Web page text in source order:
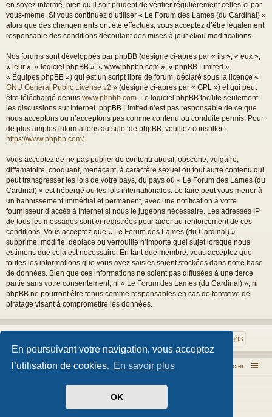
En poursuivant votre navigation, vous acceptez
l’utilisation de cookies. En savoir plus
OK
en soyez informé, bien qu’il soit prudent de vérifier régulièrement celles-ci par
vous-même. Si vous continuez d’utiliser « Le Forum des Lames (du Cardinal) »
alors que des changements ont été effectués, vous acceptez d’être légalement
responsable des conditions découlant des mises à jour et/ou modifications.
Nos forums sont développés par phpBB (désigné ci-après par « ils », « eux »,
« leur », « logiciel phpBB », « www.phpbb.com », « phpBB Limited »,
« Équipes phpBB ») qui est un script libre de forum, déclaré sous la licence «
GNU General Public License v2 » (désigné ci-après par « GPL ») et qui peut
être téléchargé depuis www.phpbb.com. Le logiciel phpBB facilite seulement
les discussions sur Internet. phpBB Limited n’est pas responsable de ce que
nous acceptons ou n’acceptons pas comme contenu ou conduite permis. Pour
de plus amples informations au sujet de phpBB, veuillez consulter :
https://www.phpbb.com/.
Vous acceptez de ne pas publier de contenu abusif, obscène, vulgaire,
diffamatoire, choquant, menaçant, à caractère sexuel ou tout autre contenu qui
peut transgresser les lois de votre pays, du pays où « Le Forum des Lames (du
Cardinal) » est hébergé ou les lois internationales. Le faire peut vous mener à
un bannissement immédiat et permanent, avec une notification à votre
fournisseur d’accès à Internet si nous le jugeons nécessaire. Les adresses IP
de tous les messages sont enregistrées pour aider au renforcement de ces
conditions. Vous acceptez que « Le Forum des Lames (du Cardinal) »
supprime, modifie, déplace ou verrouille n’importe quel sujet lorsque nous
estimons que cela est nécessaire. En tant que membre, vous acceptez que
toutes les informations que vous avez saisies soient stockées dans notre base
de données. Bien que ces informations ne soient pas diffusées à une tierce
partie sans votre consentement, ni « Le Forum des Lames (du Cardinal) », ni
phpBB ne pourront être tenus comme responsables en cas de tentative de
piratage visant à compromettre les données.
Index du forum Nous contacter
Développé parphpBB® Forum Software © phpBB Limited
Arty- phpBB 3.3 par MrGaby
phpBB-fr.com